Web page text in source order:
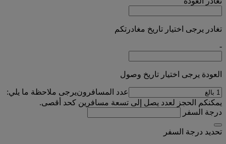
تغادر يرجى اختيار تاريخ مغادرتكم
-
العودة يرجى اختيار تاريخ وصول
عدد المسافرونيرجى ملاحظة ما يلي:
يمكنكم الحجز لعدد يصل إلى تسعة مسافرين كحد أقصى.
درجة السفر
تحديد درجة السفر